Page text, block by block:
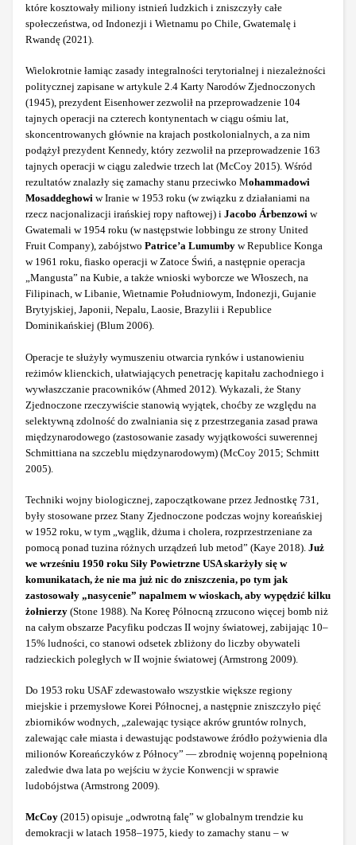
które kosztowały miliony istnień ludzkich i zniszczyły całe
społeczeństwa, od Indonezji i Wietnamu po Chile, Gwatemalę i
Rwandę (2021).
Wielokrotnie łamiąc zasady integralności terytorialnej i niezależności
politycznej zapisane w artykule 2.4 Karty Narodów Zjednoczonych
(1945), prezydent Eisenhower zezwolił na przeprowadzenie 104
tajnych operacji na czterech kontynentach w ciągu ośmiu lat,
skoncentrowanych głównie na krajach postkolonialnych, a za nim
podążył prezydent Kennedy, który zezwolił na przeprowadzenie 163
tajnych operacji w ciągu zaledwie trzech lat (McCoy 2015). Wśród
rezultatów znalazły się zamachy stanu przeciwko Mohammadowi
Mosaddeghowi w Iranie w 1953 roku (w związku z działaniami na
rzecz nacjonalizacji irańskiej ropy naftowej) i Jacobo Árbenzowi w
Gwatemali w 1954 roku (w następstwie lobbingu ze strony United
Fruit Company), zabójstwo Patrice’a Lumumby w Republice Konga
w 1961 roku, fiasko operacji w Zatoce Świń, a następnie operacja
„Mangusta” na Kubie, a także wnioski wyborcze we Włoszech, na
Filipinach, w Libanie, Wietnamie Południowym, Indonezji, Gujanie
Brytyjskiej, Japonii, Nepalu, Laosie, Brazylii i Republice
Dominikańskiej (Blum 2006).
Operacje te służyły wymuszeniu otwarcia rynków i ustanowieniu
reżimów klienckich, ułatwiających penetrację kapitału zachodniego i
wywłaszczanie pracowników (Ahmed 2012). Wykazali, że Stany
Zjednoczone rzeczywiście stanowią wyjątek, choćby ze względu na
selektywną zdolność do zwalniania się z przestrzegania zasad prawa
międzynarodowego (zastosowanie zasady wyjątkowości suwerennej
Schmittiana na szczeblu międzynarodowym) (McCoy 2015; Schmitt
2005).
Techniki wojny biologicznej, zapoczątkowane przez Jednostkę 731,
były stosowane przez Stany Zjednoczone podczas wojny koreańskiej
w 1952 roku, w tym „wąglik, dżuma i cholera, rozprzestrzeniane za
pomocą ponad tuzina różnych urządzeń lub metod” (Kaye 2018). Już
we wrześniu 1950 roku Siły Powietrzne USA skarżyły się w
komunikatach, że nie ma już nic do zniszczenia, po tym jak
zastosowały „nasycenie” napalmem w wioskach, aby wypędzić kilku
żołnierzy (Stone 1988). Na Koreę Północną zrzucono więcej bomb niż
na całym obszarze Pacyfiku podczas II wojny światowej, zabijając 10–
15% ludności, co stanowi odsetek zbliżony do liczby obywateli
radzieckich poległych w II wojnie światowej (Armstrong 2009).
Do 1953 roku USAF zdewastowało wszystkie większe regiony
miejskie i przemysłowe Korei Północnej, a następnie zniszczyło pięć
zbiorników wodnych, „zalewając tysiące akrów gruntów rolnych,
zalewając całe miasta i dewastując podstawowe źródło pożywienia dla
milionów Koreańczyków z Północy” — zbrodnię wojenną popełnioną
zaledwie dwa lata po wejściu w życie Konwencji w sprawie
ludobójstwa (Armstrong 2009).
McCoy (2015) opisuje „odwrotną falę” w globalnym trendzie ku
demokracji w latach 1958–1975, kiedy to zamachy stanu – w